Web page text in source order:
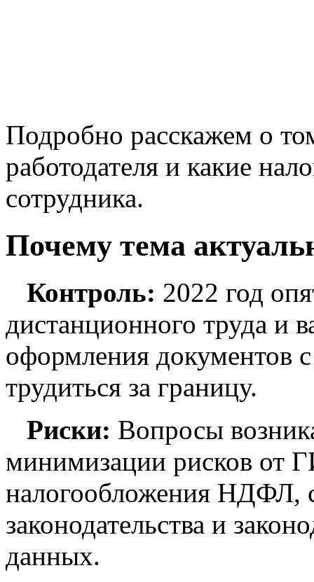
Подробно расскажем о
работодателя и какие
сотрудника.
Почему тема
Контроль: 2022 год
дистанционного труда и
оформления документов
трудиться за границу.
Риски: Вопросы
минимизации рисков от
налогообложения НДФЛ,
законодательства и
данных.